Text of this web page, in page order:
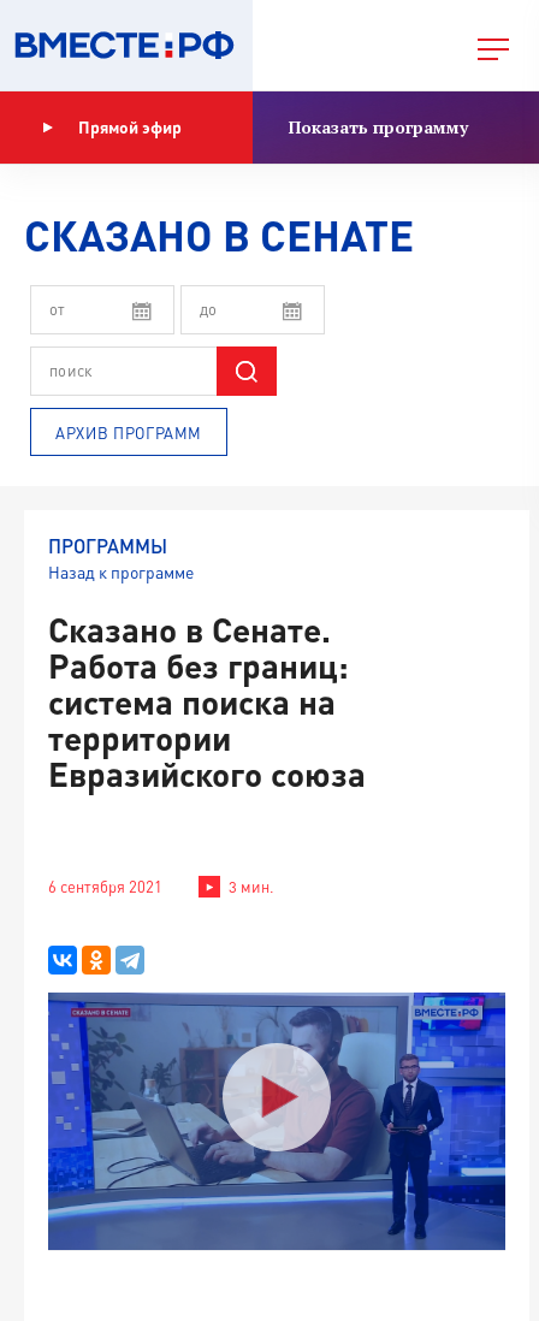
Прямой эфир Показать программу
СКАЗАНО В СЕНАТЕ
АРХИВ ПРОГРАММ
ПРОГРАММЫ
Назад к программе
Сказано в Сенате.
Работа без границ:
система поиска на
территории
Евразийского союза
6 сентября 2021 3 мин.